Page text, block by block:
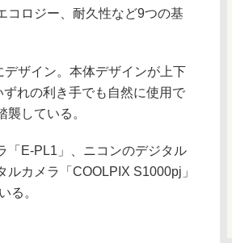
コロジー、耐久性など9つの基
ザイン。本体デザインが上下
れの利き手でも自然に使用で
している。
E-PL1」、ニコンのデジタル
カメラ「COOLPIX S1000pj」
る。